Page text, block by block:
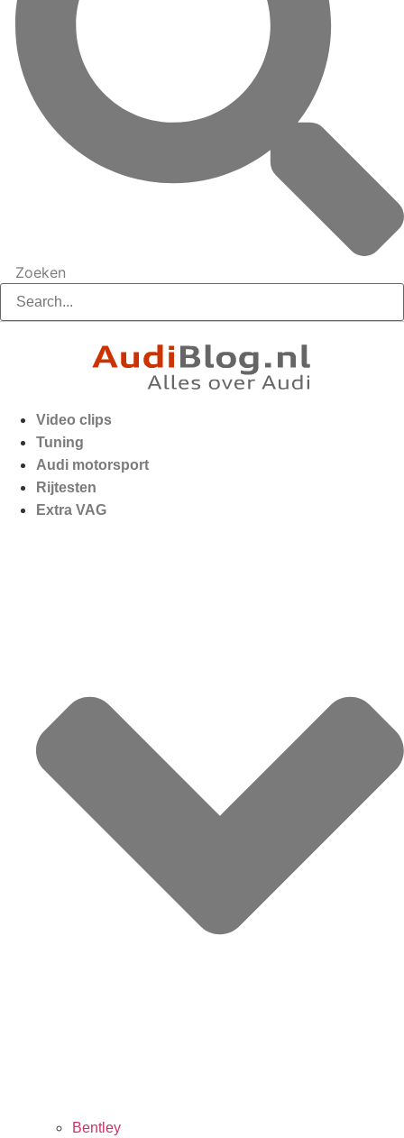
Zoeken
Video clips
Tuning
Audi motorsport
Rijtesten
Extra VAG
Bentley